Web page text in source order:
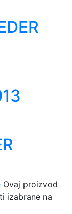
Ovaj proizvod
izabrane na